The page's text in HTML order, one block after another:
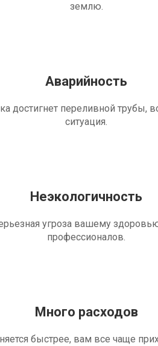
землю.
Аварийность
достигнет переливной трубы,
ситуация.
Неэкологичность
угроза вашему
профессионалов.
Много расходов
быстрее, вам все чаще